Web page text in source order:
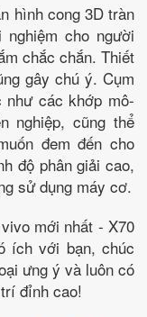
hình cong 3D tràn
cho người
chắc chắn. Thiết
gây chú ý. Cụm
như các khớp mô-
nghiệp, cũng thể
đem đến cho
độ phân giải cao,
sử dụng máy cơ.
mới nhất - X70
ích với bạn, chúc
ưng ý và luôn có
đỉnh cao!